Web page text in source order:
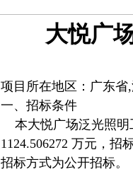
大悦广
项目所在地区：广东省
一、招标条件
本大悦广场泛光照明
1124.506272 万元，
招标方式为公开招标。